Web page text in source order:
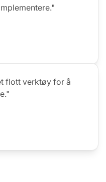
flott verktøy for å